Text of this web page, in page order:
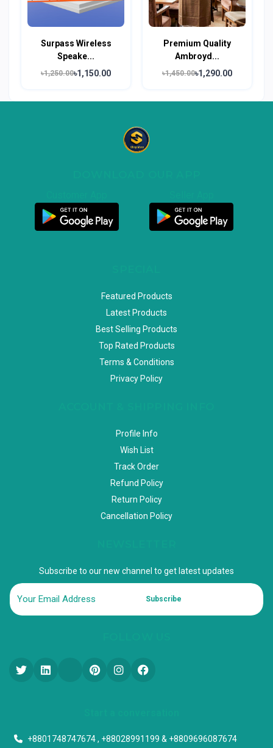
Surpass Wireless
Speake...
৳1,250.00৳1,150.00
Premium Quality
Ambroyd...
৳1,450.00৳1,290.00
Featured Products
Latest Products
Best Selling Products
Top Rated Products
Terms & Conditions
Privacy Policy
Profile Info
Wish List
Track Order
Refund Policy
Return Policy
Cancellation Policy
Subscribe to our new channel to get latest updates
Subscribe
+8801748747674 , +88028991199 & +8809696087674